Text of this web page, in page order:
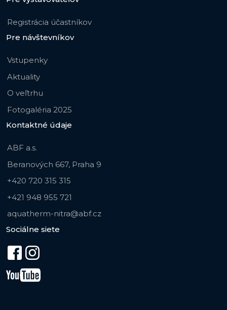
Registrácia účastníkov
Pre návštevníkov
Vstupenky
Aktuality
O veľtrhu
Fotogaléria 2025
Kontaktné údaje
ABF a.s.
Beranových 667, Praha 9
+420 720 315 315
+421 948 955 721
aquatherm-nitra@abf.cz
Sociálne siete